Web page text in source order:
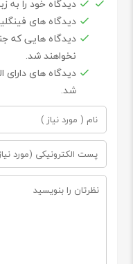
دیدگاه خود را به
دیدگاه های
دیدگاه هایی که
نخواهند شد.
دیدگاه های دارای
شد.